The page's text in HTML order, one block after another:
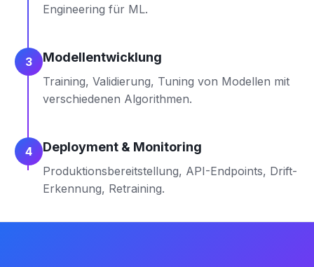
Engineering für ML.
3 Modellentwicklung
Training, Validierung, Tuning von Modellen mit
verschiedenen Algorithmen.
4 Deployment & Monitoring
Produktionsbereitstellung, API-Endpoints, Drift-
Erkennung, Retraining.